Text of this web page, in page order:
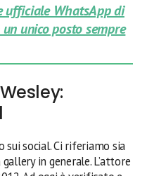
ufficiale WhatsApp di
unico posto sempre
social. Ci riferiamo sia
in generale. L’attore